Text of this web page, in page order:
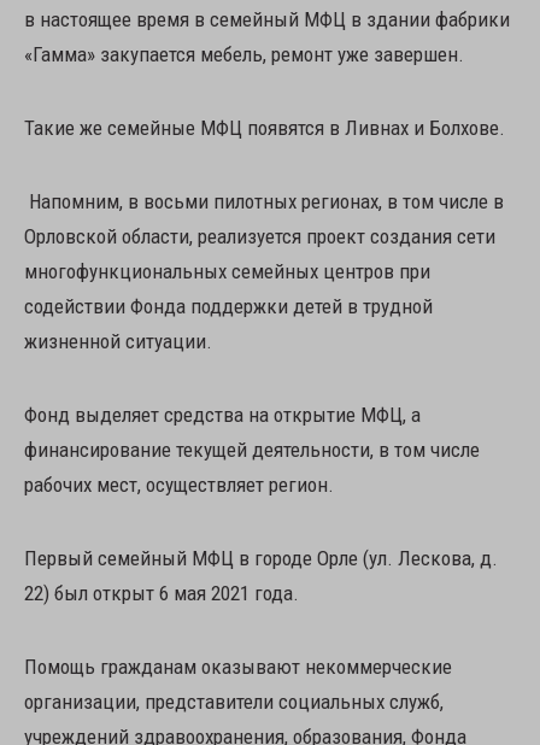
в настоящее время в семейный МФЦ в здании фабрики
«Гамма» закупается мебель, ремонт уже завершен.
Такие же семейные МФЦ появятся в Ливнах и Болхове.
Напомним, в восьми пилотных регионах, в том числе в
Орловской области, реализуется проект создания сети
многофункциональных семейных центров при
содействии Фонда поддержки детей в трудной
жизненной ситуации.
Фонд выделяет средства на открытие МФЦ, а
финансирование текущей деятельности, в том числе
рабочих мест, осуществляет регион.
Первый семейный МФЦ в городе Орле (ул. Лескова, д.
22) был открыт 6 мая 2021 года.
Помощь гражданам оказывают некоммерческие
организации, представители социальных служб,
учреждений здравоохранения, образования, Фонда